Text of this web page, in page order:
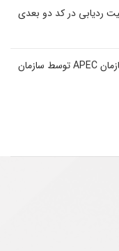
ردیابی در کد دو بعدی
تسهیل اجرای طرح آزمایشی زنجیره تأمین سازمان APEC توسط سازمان